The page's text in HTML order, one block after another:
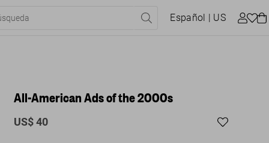
Español | US
All-American Ads of the 2000s
US$ 40